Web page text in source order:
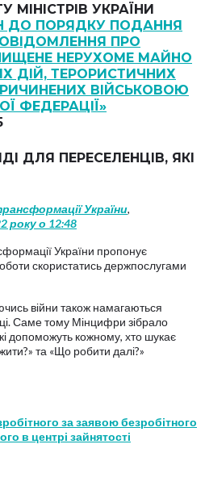
МІНІСТРІВ УКРАЇНИ
ДО ПОРЯДКУ ПОДАННЯ
ПРО
НЕРУХОМЕ МАЙНО
ДІЙ, ТЕРОРИСТИЧНИХ
ВІЙСЬКОВОЮ
ФЕДЕРАЦІЇ»
ДЛЯ ПЕРЕСЕЛЕНЦІВ, ЯКІ
України,
року о 12:48
України пропонує
скористатись держпослугами
війни також намагаються
Саме тому Мінцифри зібрало
допоможуть кожному, хто шукає
та «Що робити далі?»
за заявою безробітного
в центрі зайнятості